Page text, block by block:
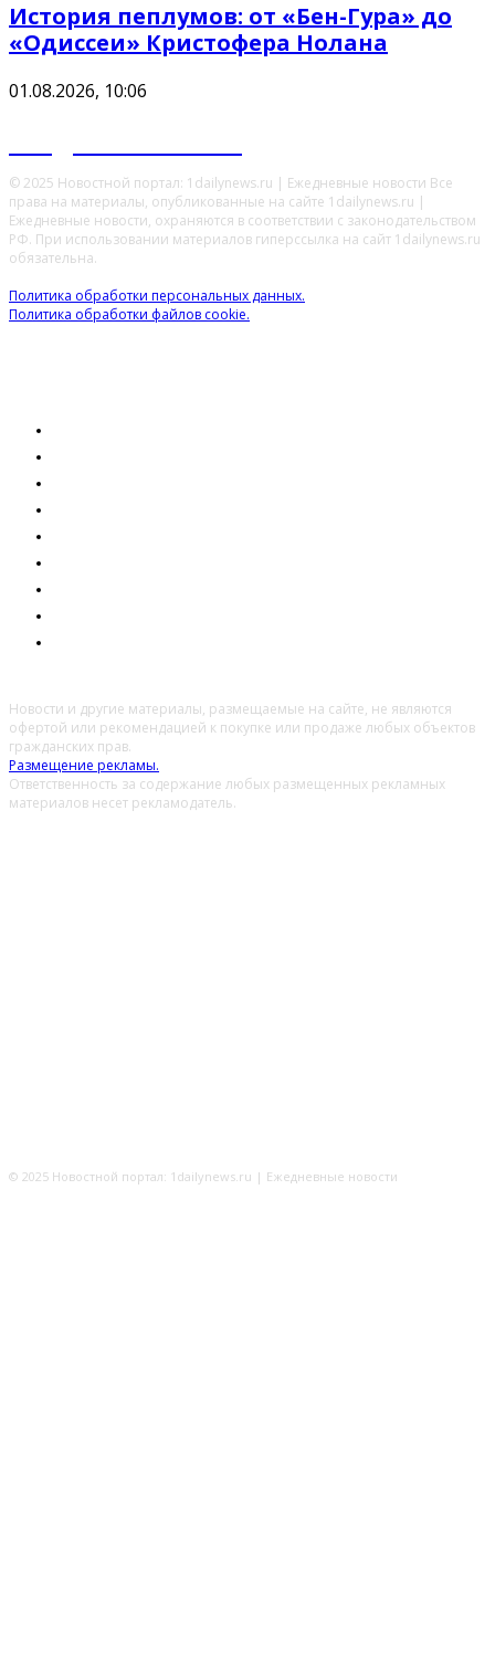
История пеплумов: от «Бен-Гура» до
«Одиссеи» Кристофера Нолана
01.08.2026, 10:06
© 2025 Новостной портал: 1dailynews.ru | Ежедневные новости Все
права на материалы, опубликованные на сайте 1dailynews.ru |
Ежедневные новости, охраняются в соответствии с законодательством
РФ. При использовании материалов гиперссылка на сайт 1dailynews.ru
обязательна.
Политика обработки персональных данных.
Политика обработки файлов cookie.
Новости и другие материалы, размещаемые на сайте, не являются
офертой или рекомендацией к покупке или продаже любых объектов
гражданских прав.
Размещение рекламы.
Ответственность за содержание любых размещенных рекламных
материалов несет рекламодатель.
© 2025 Новостной портал: 1dailynews.ru | Ежедневные новости